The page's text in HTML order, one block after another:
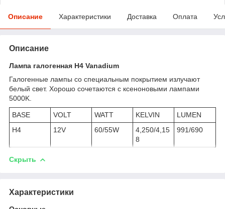
Описание Характеристики Доставка Оплата
Описание
Лампа галогенная H4 Vanadium
Галогенные лампы со специальным покрытием излучают
белый свет. Хорошо сочетаются с ксеноновыми лампами
5000K.
BASE VOLT WATT KELVIN
LUMEN
H4
12V 60/55W
4,250/4,15
8
991/690
Скрыть
Характеристики